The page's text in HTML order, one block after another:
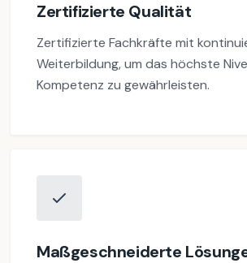
Zertifizierte Qualität
Zertifizierte Fachkräfte mit
Weiterbildung, um das höchste
Kompetenz zu gewährleisten.
Maßgeschneiderte